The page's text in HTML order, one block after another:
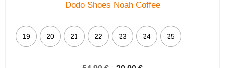
Dodo Shoes Noah Coffee
19 20 21 22 23 24 25